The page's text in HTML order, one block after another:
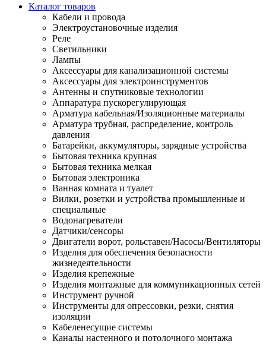
Каталог товаров
Кабели и провода
Электроустановочные изделия
Реле
Светильники
Лампы
Аксессуары для канализационной системы
Аксессуары для электроинструментов
Антенны и спутниковые технологии
Аппаратура пускорегулирующая
Арматура кабельная/Изоляционные материалы
Арматура трубная, распределение, контроль
давления
Батарейки, аккумуляторы, зарядные устройства
Бытовая техника крупная
Бытовая техника мелкая
Бытовая электроника
Ванная комната и туалет
Вилки, розетки и устройства промышленные и
специальные
Водонагреватели
Датчики/сенсоры
Двигатели ворот, рольставен/Насосы/Вентиляторы
Изделия для обеспечения безопасности
жизнедеятельности
Изделия крепежные
Изделия монтажные для коммуникационных сетей
Инструмент ручной
Инструменты для опрессовки, резки, снятия
изоляции
Кабеленесущие системы
Каналы настенного и потолочного монтажа